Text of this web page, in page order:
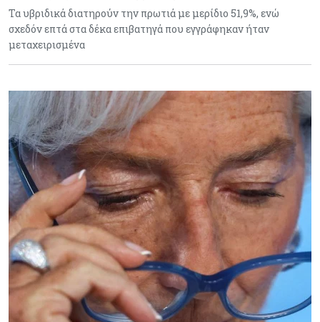
Τα υβριδικά διατηρούν την πρωτιά με μερίδιο 51,9%, ενώ
σχεδόν επτά στα δέκα επιβατηγά που εγγράφηκαν ήταν
μεταχειρισμένα